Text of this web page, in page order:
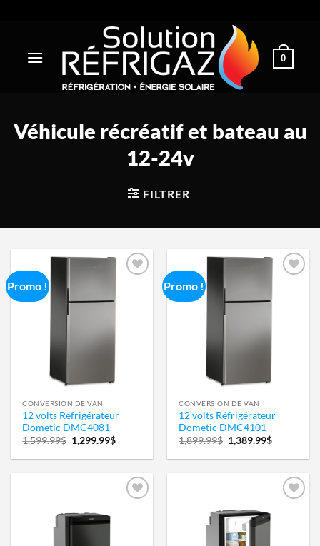
0
Véhicule récréatif et bateau au
12-24v
FILTRER
Promo !
CONVERSION DE VAN
12 volts Réfrigérateur
Dometic DMC4081
1,599.99$ Le
prix
initial
1,299.99$Le
actuel
1,299.99$.
Promo !
CONVERSION DE VAN
12 volts Réfrigérateur
Dometic DMC4101
1,899.99$ Le
prix
initial
1,389.99$Le
actuel
1,389.99$.
Ajouter Ajouter